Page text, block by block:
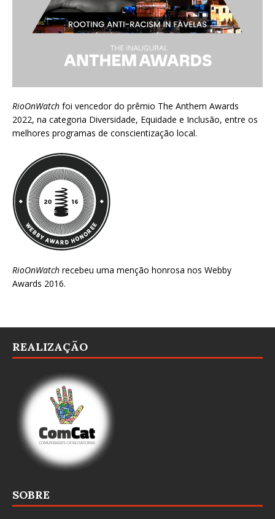
RioOnWatch foi vencedor do prêmio The Anthem Awards
2022, na categoria Diversidade, Equidade e Inclusão, entre os
melhores programas de conscientização local.
RioOnWatch recebeu uma menção honrosa nos Webby
Awards 2016.
REALIZAÇÃO
SOBRE